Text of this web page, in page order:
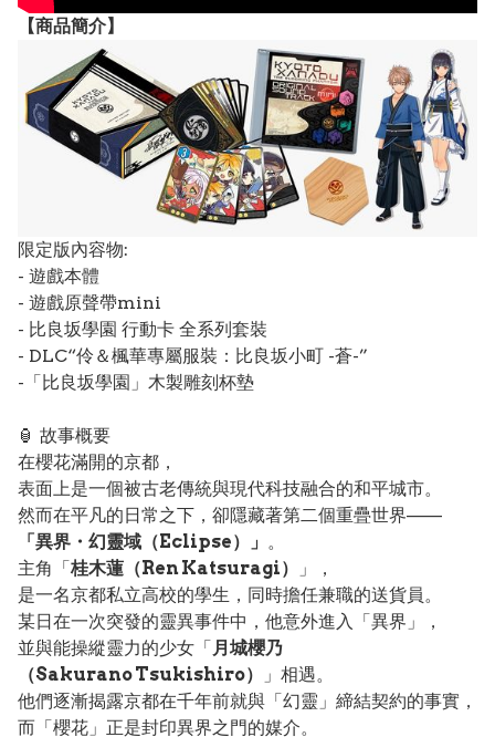
【商品簡介】
限定版內容物:
- 遊戲本體
- 遊戲原聲帶mini
- 比良坂學園 行動卡 全系列套裝
- DLC“伶＆楓華專屬服裝：比良坂小町 -蒼-”
-「比良坂學園」木製雕刻杯墊
🏮 故事概要
在櫻花滿開的京都，
表面上是一個被古老傳統與現代科技融合的和平城市。
然而在平凡的日常之下，卻隱藏著第二個重疊世界——
「異界・幻靈域（Eclipse）」 。
主角「桂木蓮（Ren Katsuragi）
」，
是一名京都私立高校的學生，同時擔任兼職的送貨員。
某日在一次突發的靈異事件中，他意外進入「異界」，
並與能操縱靈力的少女「月城櫻乃
（Sakurano Tsukishiro）
」相遇。
他們逐漸揭露京都在千年前就與「幻靈」締結契約的事實，
而「櫻花」正是封印異界之門的媒介。